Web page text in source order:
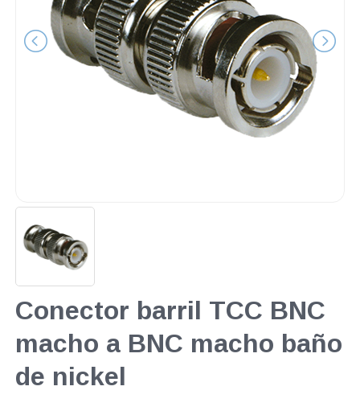
Conector barril TCC BNC
macho a BNC macho baño
de nickel